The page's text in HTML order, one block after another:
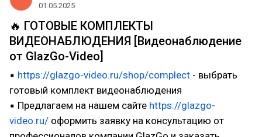
01.05.2025
🔥 ГОТОВЫЕ КОМПЛЕКТЫ
ВИДЕОНАБЛЮДЕНИЯ [Видеонаблюдение
от GlazGo-Video]
▪ https://glazgo-video.ru/shop/complect - выбрать
готовый комплект видеонаблюдения
▪ Предлагаем на нашем сайте https://glazgo-
video.ru/ оформить заявку на консультацию от